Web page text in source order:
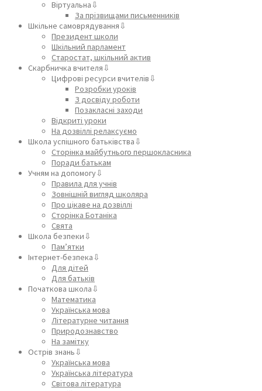
Віртуальна⇩
За прізвищами письменників
Шкільне самоврядування⇩
Президент школи
Шкільний парламент
Старостат, шкільний актив
Скарбничка вчителя⇩
Цифрові ресурси вчителів⇩
Розробки уроків
З досвіду роботи
Позакласні заходи
Відкриті уроки
На дозвіллі релаксуємо
Школа успішного батьківства⇩
Сторінка майбутнього першокласника
Поради батькам
Учням на допомогу⇩
Правила для учнів
Зовнішній вигляд школяра
Про цікаве на дозвіллі
Сторінка Ботаніка
Свята
Школа безпеки⇩
Пам’ятки
Інтернет-безпека⇩
Для дітей
Для батьків
Початкова школа⇩
Математика
Українська мова
Літературне читання
Природознавство
На замітку
Острів знань⇩
Українська мова
Українська література
Світова література